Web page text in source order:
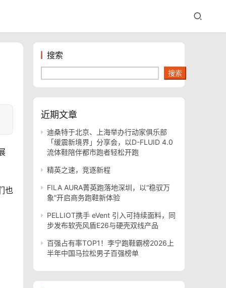
也
搜索
搜索
近期文章
迪桑特于北京、上海举办行动家俱乐部
「缓震新境界」分享会，以D-FLUID 4.0
流体鞋陪伴都市跑者轻松开跑
精英之速，竞逐新程
FILA AURA菁英跑落地深圳，以“稳驭万
象”开启商务跑鞋新体验
PELLIOT携手 eVent 引入可持续面料，同
步发布软壳风盾E26与硬壳双线产品
百强占有率TOP1！李宁跑鞋霸榜2026上
半年中国马拉松男子百强榜单